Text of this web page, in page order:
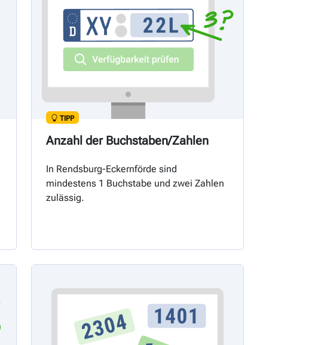
TIPP
Anzahl der Buchstaben/Zahlen
In Rendsburg-Eckernförde sind
mindestens 1 Buchstabe und zwei Zahlen
zulässig.